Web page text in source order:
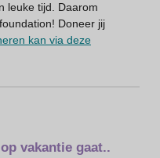
leuke tijd. Daarom
Doneer jij
kan via deze
vakantie gaat..